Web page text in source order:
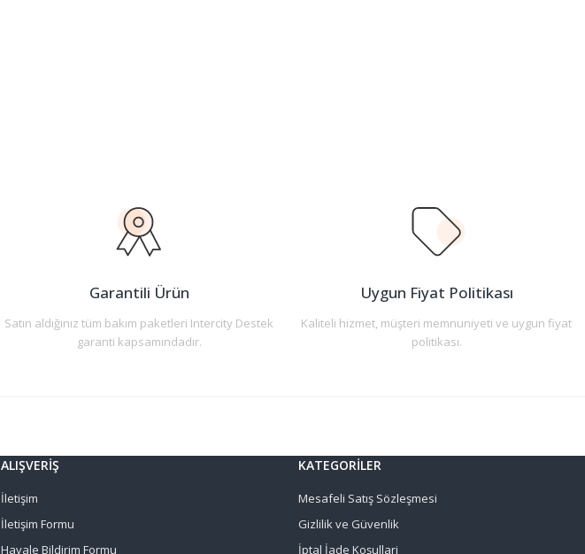
Garantili Ürün
Satın aldığınız tüm bakım paketleri Intercity Destek
garanti kapsamındadır.
Uygun Fiyat Politikası
Kaliteli hizmet, müşteri memnuniyeti ve uygun fiyat
politikası.
ALIŞVERİŞ
İletişim
İletişim Formu
Havale Bildirim Formu
KATEGORİLER
Mesafeli Satış Sözleşmesi
Gizlilik ve Güvenlik
İptal İade Koşullari